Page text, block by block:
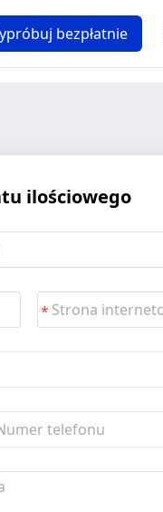
bezpłatnie
ilościowego